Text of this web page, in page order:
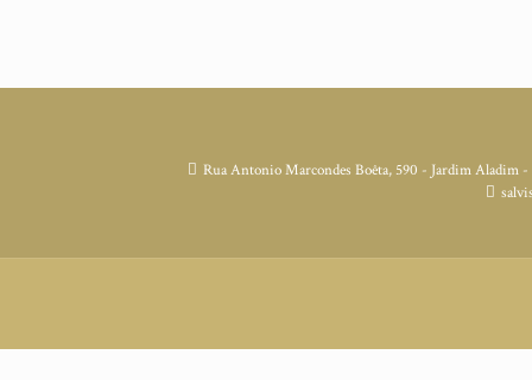
Rua Antonio Marcondes Boêta, 590 - Jardim Aladim -